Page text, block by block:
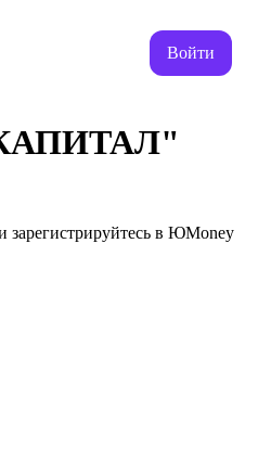
Войти
зарегистрируйтесь в ЮMoney